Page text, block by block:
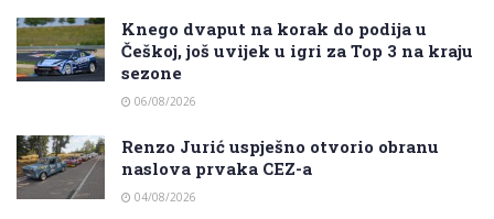
Knego dvaput na korak do podija u
Češkoj, još uvijek u igri za Top 3 na kraju
sezone
06/08/2026
Renzo Jurić uspješno otvorio obranu
naslova prvaka CEZ-a
04/08/2026